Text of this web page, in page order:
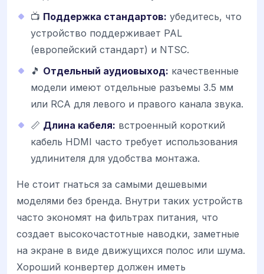
📺 Поддержка стандартов: убедитесь, что
устройство поддерживает PAL
(европейский стандарт) и NTSC.
🎵 Отдельный аудиовыход: качественные
модели имеют отдельные разъемы 3.5 мм
или RCA для левого и правого канала звука.
📏 Длина кабеля: встроенный короткий
кабель HDMI часто требует использования
удлинителя для удобства монтажа.
Не стоит гнаться за самыми дешевыми
моделями без бренда. Внутри таких устройств
часто экономят на фильтрах питания, что
создает высокочастотные наводки, заметные
на экране в виде движущихся полос или шума.
Хороший конвертер должен иметь